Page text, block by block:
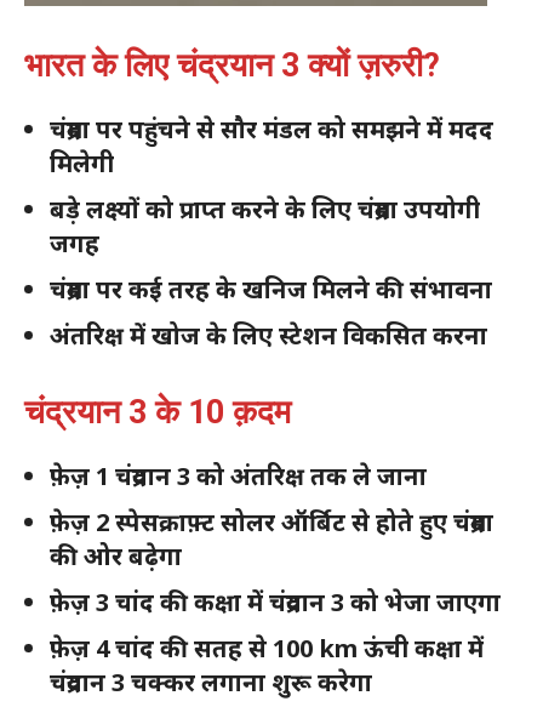
भारत के लिए चंद्रयान 3 क्यों ज़रुरी?
चंद्रमा पर पहुंचने से सौर मंडल को समझने में मदद
मिलेगी
बड़े लक्ष्यों को प्राप्त करने के लिए चंद्रमा उपयोगी
जगह
चंद्रमा पर कई तरह के खनिज मिलने की संभावना
अंतरिक्ष में खोज के लिए स्टेशन विकसित करना
चंद्रयान 3 के 10 क़दम
फ़ेज़ 1 चंद्रयान 3 को अंतरिक्ष तक ले जाना
फ़ेज़ 2 स्पेसक्राफ़्ट सोलर ऑर्बिट से होते हुए चंद्रमा
की ओर बढ़ेगा
फ़ेज़ 3 चांद की कक्षा में चंद्रयान 3 को भेजा जाएगा
फ़ेज़ 4 चांद की सतह से 100 km ऊंची कक्षा में
चंद्रयान 3 चक्कर लगाना शुरू करेगा